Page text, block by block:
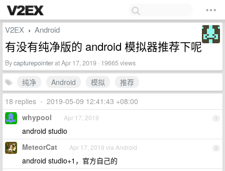
V2EX › Android
有没有纯净版的 android 模拟器推荐下呢
Bycapturepointerat Apr 17, 2019 · 19665 views
纯净 Android 模拟
推荐
18 replies • 2019-05-09 12:41:43 +08:00
1
whypool Apr 17, 2019
android studio
2
MeteorCat Apr 17, 2019 via Android
android studio+1，官方自己的